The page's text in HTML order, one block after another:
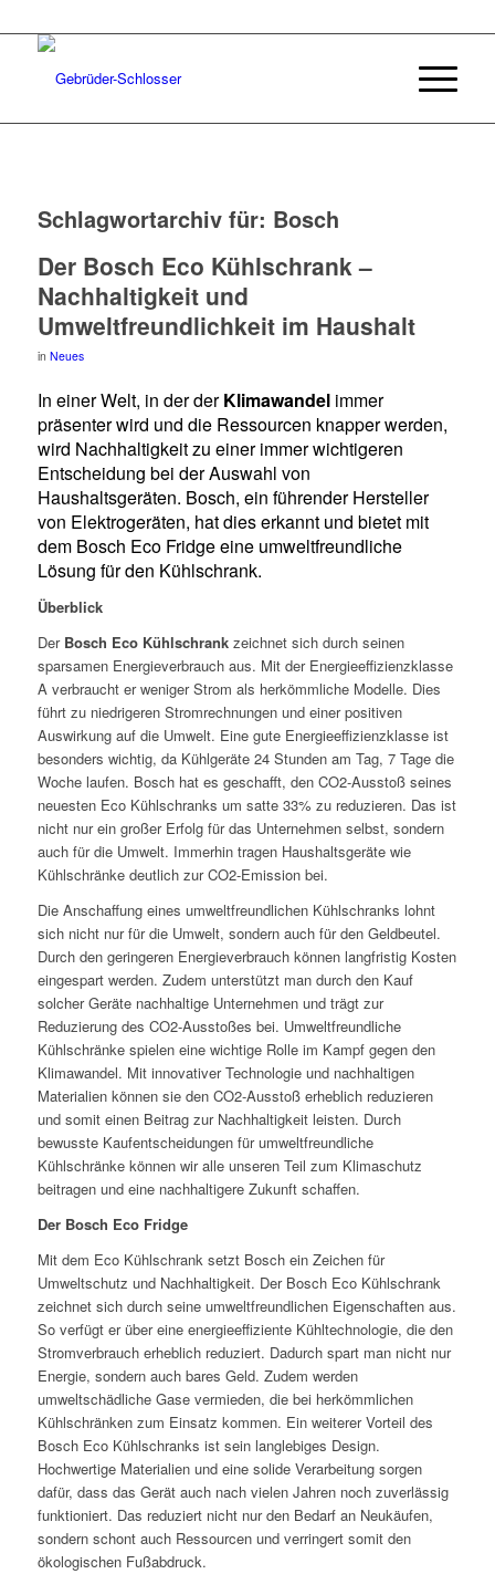
Schlagwortarchiv für: Bosch
Der Bosch Eco Kühlschrank –
Nachhaltigkeit und
Umweltfreundlichkeit im Haushalt
in Neues
In einer Welt, in der derKlimawandelimmer
präsenter wird und die Ressourcen knapper werden,
wird Nachhaltigkeit zu einer immer wichtigeren
Entscheidung bei der Auswahl von
Haushaltsgeräten. Bosch, ein führender Hersteller
von Elektrogeräten, hat dies erkannt und bietet mit
dem Bosch Eco Fridge eine umweltfreundliche
Lösung für den Kühlschrank.
Überblick
Der Bosch Eco Kühlschrankzeichnet sich durch seinen
sparsamen Energieverbrauch aus. Mit der Energieeffizienzklasse
A verbraucht er weniger Strom als herkömmliche Modelle. Dies
führt zu niedrigeren Stromrechnungen und einer positiven
Auswirkung auf die Umwelt. Eine gute Energieeffizienzklasse ist
besonders wichtig, da Kühlgeräte 24 Stunden am Tag, 7 Tage die
Woche laufen. Bosch hat es geschafft, den CO2-Ausstoß seines
neuesten Eco Kühlschranks um satte 33% zu reduzieren. Das ist
nicht nur ein großer Erfolg für das Unternehmen selbst, sondern
auch für die Umwelt. Immerhin tragen Haushaltsgeräte wie
Kühlschränke deutlich zur CO2-Emission bei.
Die Anschaffung eines umweltfreundlichen Kühlschranks lohnt
sich nicht nur für die Umwelt, sondern auch für den Geldbeutel.
Durch den geringeren Energieverbrauch können langfristig Kosten
eingespart werden. Zudem unterstützt man durch den Kauf
solcher Geräte nachhaltige Unternehmen und trägt zur
Reduzierung des CO2-Ausstoßes bei. Umweltfreundliche
Kühlschränke spielen eine wichtige Rolle im Kampf gegen den
Klimawandel. Mit innovativer Technologie und nachhaltigen
Materialien können sie den CO2-Ausstoß erheblich reduzieren
und somit einen Beitrag zur Nachhaltigkeit leisten. Durch
bewusste Kaufentscheidungen für umweltfreundliche
Kühlschränke können wir alle unseren Teil zum Klimaschutz
beitragen und eine nachhaltigere Zukunft schaffen.
Der Bosch Eco Fridge
Mit dem Eco Kühlschrank setzt Bosch ein Zeichen für
Umweltschutz und Nachhaltigkeit. Der Bosch Eco Kühlschrank
zeichnet sich durch seine umweltfreundlichen Eigenschaften aus.
So verfügt er über eine energieeffiziente Kühltechnologie, die den
Stromverbrauch erheblich reduziert. Dadurch spart man nicht nur
Energie, sondern auch bares Geld. Zudem werden
umweltschädliche Gase vermieden, die bei herkömmlichen
Kühlschränken zum Einsatz kommen. Ein weiterer Vorteil des
Bosch Eco Kühlschranks ist sein langlebiges Design.
Hochwertige Materialien und eine solide Verarbeitung sorgen
dafür, dass das Gerät auch nach vielen Jahren noch zuverlässig
funktioniert. Das reduziert nicht nur den Bedarf an Neukäufen,
sondern schont auch Ressourcen und verringert somit den
ökologischen Fußabdruck.